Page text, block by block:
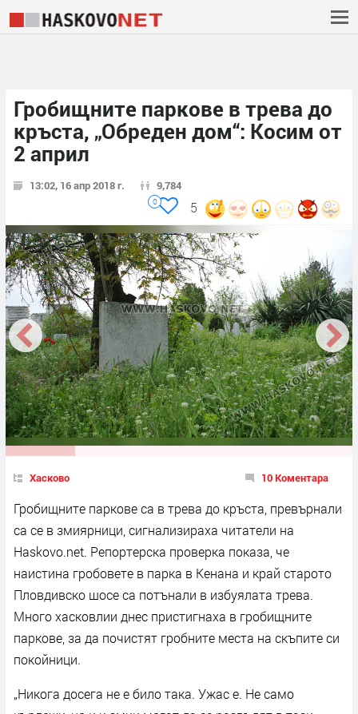
Гробищните паркове в трева до
кръста, „Обреден дом“: Косим от
2 април
13:02, 16 апр 2018 г. 9,784
5
0
Хасково 10 Коментара
Гробищните паркове са в трева до кръста, превърнали
са се в змиярници, сигнализираха читатели на
Haskovo.net. Репортерска проверка показа, че
наистина гробовете в парка в Кенана и край старото
Пловдивско шосе са потънали в избуялата трева.
Много хасковлии днес пристигнаха в гробищните
паркове, за да почистят гробните места на скъпите си
покойници.
„Никога досега не е било така. Ужас е. Не само